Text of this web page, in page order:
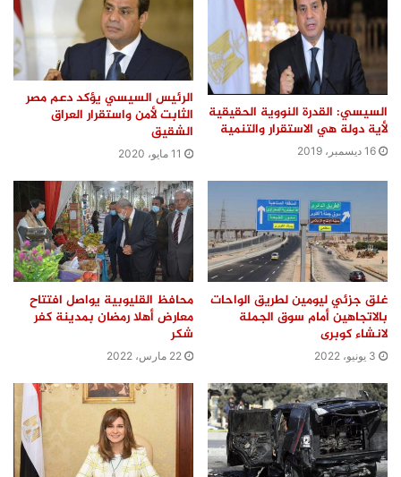
السيسي: القدرة النووية الحقيقية
لأية دولة هي الاستقرار والتنمية
16 ديسمبر، 2019
الرئيس السيسي يؤكد دعم مصر
الثابت لأمن واستقرار العراق
الشقيق
11 مايو، 2020
غلق جزئي ليومين لطريق الواحات
بالاتجاهين أمام سوق الجملة
لانشاء كوبرى
3 يونيو، 2022
محافظ القليوبية يواصل افتتاح
معارض أهلا رمضان بمدينة كفر
شكر
22 مارس، 2022